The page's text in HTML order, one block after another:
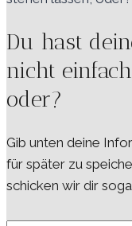
Du hast
nicht
oder?
Gib unten deine
für später zu
schicken wir dir